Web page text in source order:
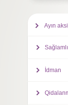
Ayın
İdman